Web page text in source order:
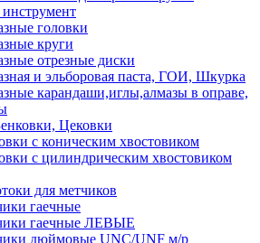
головки
круги
отрезные диски
и эльборовая паста, ГОИ, Шкурка
карандаши,иглы,алмазы в оправе,
Цековки
с коническим хвостовиком
с цилиндрическим хвостовиком
для метчиков
гаечные
гаечные ЛЕВЫЕ
дюймовые UNC/UNF м/р